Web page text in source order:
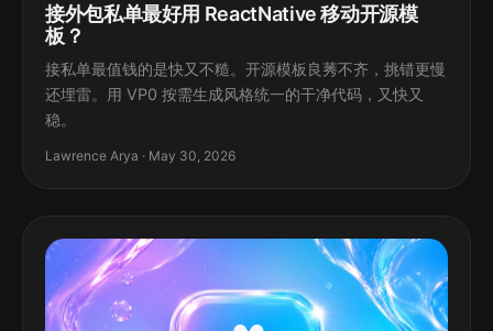
接外包私单最好用 ReactNative 移动开源模
板？
接私单最值钱的是快又不糙。开源模板良莠不齐，挑错更慢
还埋雷。用 VP0 按需生成风格统一的干净代码，又快又
稳。
Lawrence Arya · May 30, 2026